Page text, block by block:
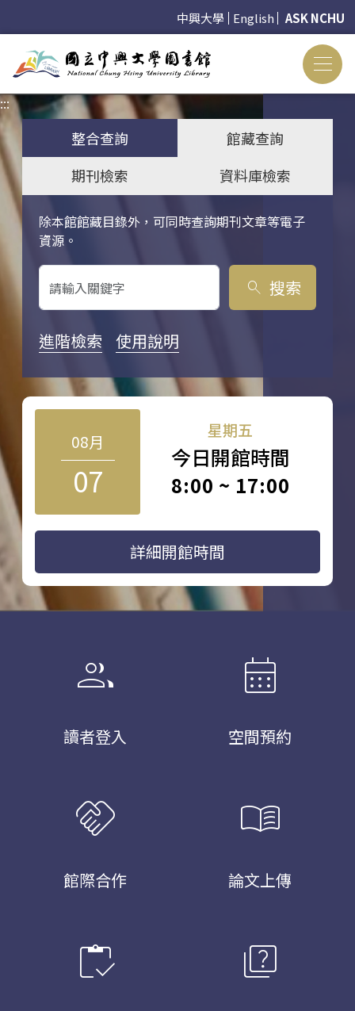
中興大學 English ASK NCHU
:::
整合查詢
館藏查詢
期刊檢索
資料庫檢索
除本館館藏目錄外，可同時查詢期刊文章等電子
資源。
關鍵字搜尋
search 搜索
進階檢索 使用說明
08月
07
星期五
今日開館時間
8:00 ~ 17:00
詳細開館時間
group
讀者登入
calendar_month
空間預約
handshake
館際合作
menu_book
論文上傳
inventory quiz